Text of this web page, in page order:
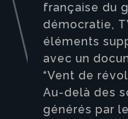
française du
démocratie,
éléments
avec un
“Vent de
Au-delà des
générés par